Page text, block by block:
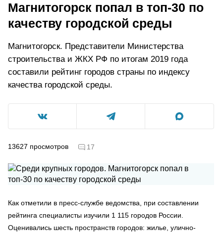
Магнитогорск попал в топ-30 по
качеству городской среды
Магнитогорск. Представители Министерства
строительства и ЖКХ РФ по итогам 2019 года
составили рейтинг городов страны по индексу
качества городской среды.
13627 просмотров 17
Как отметили в пресс-службе ведомства, при составлении
рейтинга специалисты изучили 1 115 городов России.
Оценивались шесть пространств городов: жилье, улично-